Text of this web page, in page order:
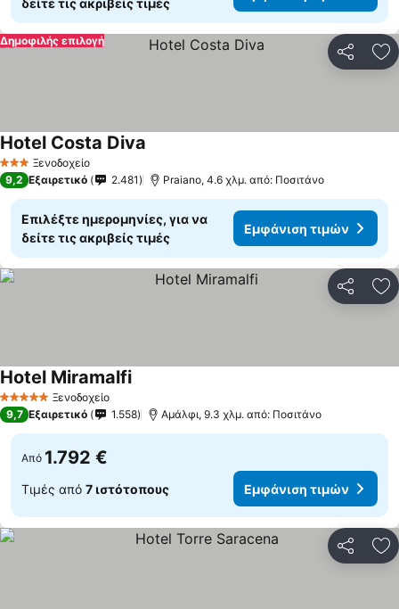
δείτε τις ακριβείς τιμές
Δημοφιλής επιλογή
3 ΑστέριαΞενοδοχείο
Hotel Costa Diva
9,2 Εξαιρετικό 2.481 Praiano, 4.6 χλμ. από: Ποσιτάνο
Επιλέξτε ημερομηνίες, για να
δείτε τις ακριβείς τιμές
Εμφάνιση τιμών
5 Αστέρια Ξενοδοχείο
Hotel MiramalfiΕμφάνιση τιμών
9,7 Εξαιρετικό 1.558 Αμάλφι, 9.3 χλμ. από: Ποσιτάνο
Από 1.792 €
Τιμές από 7 ιστότοπους Εμφάνιση τιμών